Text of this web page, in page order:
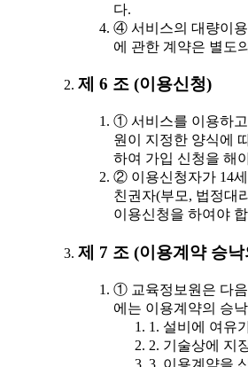
다.
④ 서비스의 대량이
에 관한 계약은 별도
제 6 조 (이용신청)
① 서비스를 이용하
원이 지정한 양식에
하여 가입 신청을 해
② 이용신청자가 14
친권자(부모, 법정대
이용신청을 하여야
제 7 조 (이용계약 승
① 교육정보원은 다
에는 이용계약의 승
1. 설비에 여유
2. 기술상에 지
3. 이용계약을